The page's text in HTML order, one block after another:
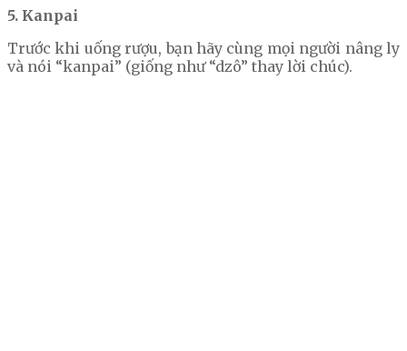
5. Kanpai
Trước khi uống rượu, bạn hãy cùng mọi người nâng ly
và nói “kanpai” (giống như “dzô” thay lời chúc).